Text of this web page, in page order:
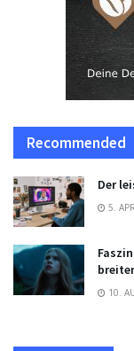
Recommended
Der
5.
10.